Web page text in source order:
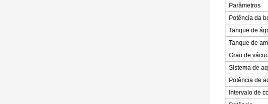
Parâmetros
Potência da
Tanque de
Tanque de
Grau de
Sistema de
Potência de
Intervalo de